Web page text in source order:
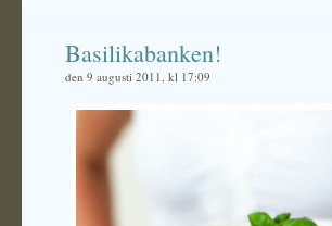
Basilikabanken!
den 9 augusti 2011, kl 17:09